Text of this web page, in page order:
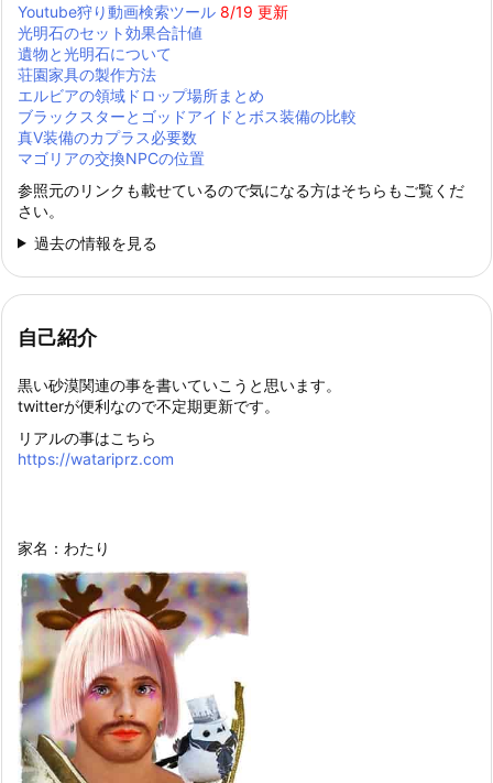
Youtube狩り動画検索ツール 8/19 更新
光明石のセット効果合計値
遺物と光明石について
荘園家具の製作方法
エルビアの領域ドロップ場所まとめ
ブラックスターとゴッドアイドとボス装備の比較
真Ⅴ装備のカプラス必要数
マゴリアの交換NPCの位置
参照元のリンクも載せているので気になる方はそちらもご覧くだ
さい。
過去の情報を見る
自己紹介
黒い砂漠関連の事を書いていこうと思います。
twitterが便利なので不定期更新です。
リアルの事はこちら
https://watariprz.com
家名：わたり